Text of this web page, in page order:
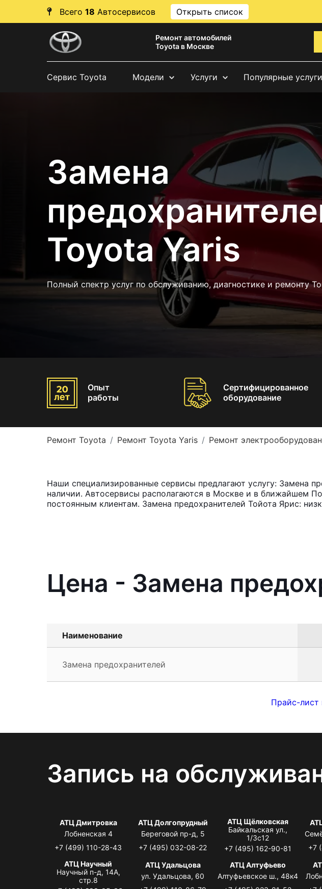
Всего 18 Автосервисов Открыть список
Ремонт автомобилей
Toyota в Москве
Сервис Toyota Модели Услуги Популярные услуги
Замена
Toyota Yaris
Полный спектр услуг по обслуживанию, диагностике и ремонту
Опыт
работы
Сертифицированное
оборудование
Ремонт Toyota Ремонт Toyota Yaris Ремонт
Наши специализированные сервисы предлагают услугу: Замена
наличии. Автосервисы располагаются в Москве и в ближайшем
постоянным клиентам. Замена предохранителей Тойота Ярис:
Цена - Замена
Наименование
Замена предохранителей
Прайс-лист
Запись на
АТЦ Дмитровка
Лобненская 4
+7 (499) 110-28-43
АТЦ Долгопрудный
Береговой пр-д, 5
+7 (495) 032-08-22
АТЦ Щёлковская
Байкальская ул.,
1/3с12
+7 (495) 162-90-81
+7
АТЦ Научный
Научный п-д, 14А,
стр.8
АТЦ Удальцова
ул. Удальцова, 60
АТЦ Алтуфьево
Алтуфьевское ш., 48к4